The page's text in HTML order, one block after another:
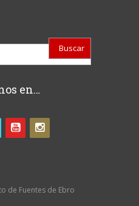
en…
de Fuentes de Ebro